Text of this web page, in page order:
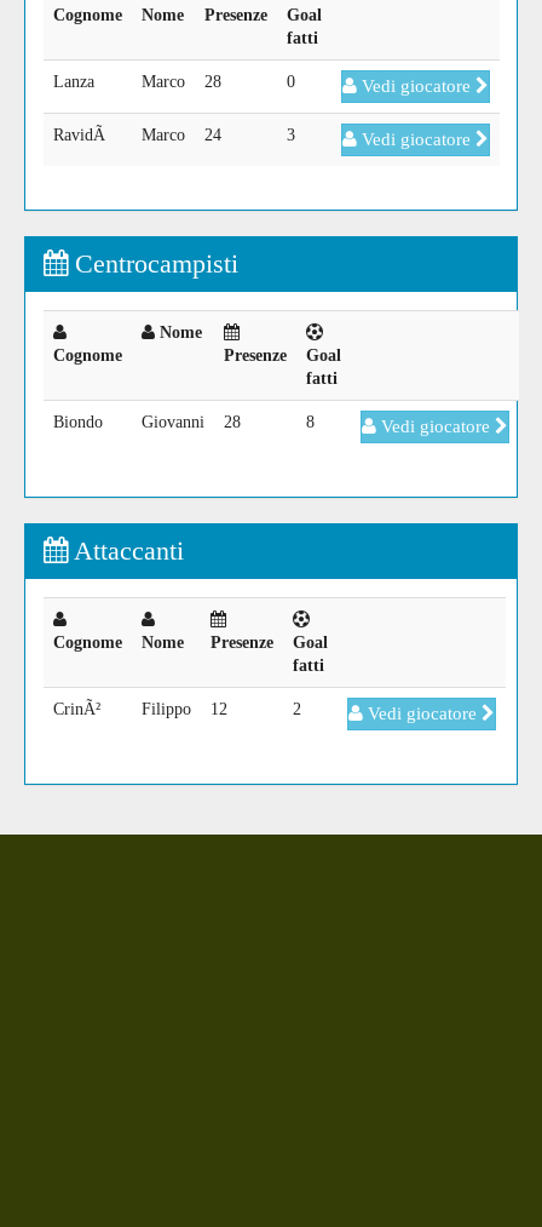
Cognome Nome Presenze
Goal
fatti
Lanza Marco 28 0 Vedi giocatore
RavidÃ Marco 24 3 Vedi giocatore
Centrocampisti
Cognome
Nome
Presenze
Goal
fatti
Biondo Giovanni 28 8 Vedi giocatore
Attaccanti
Cognome Nome Presenze
Goal
fatti
CrinÃ² Filippo 12 2 Vedi giocatore